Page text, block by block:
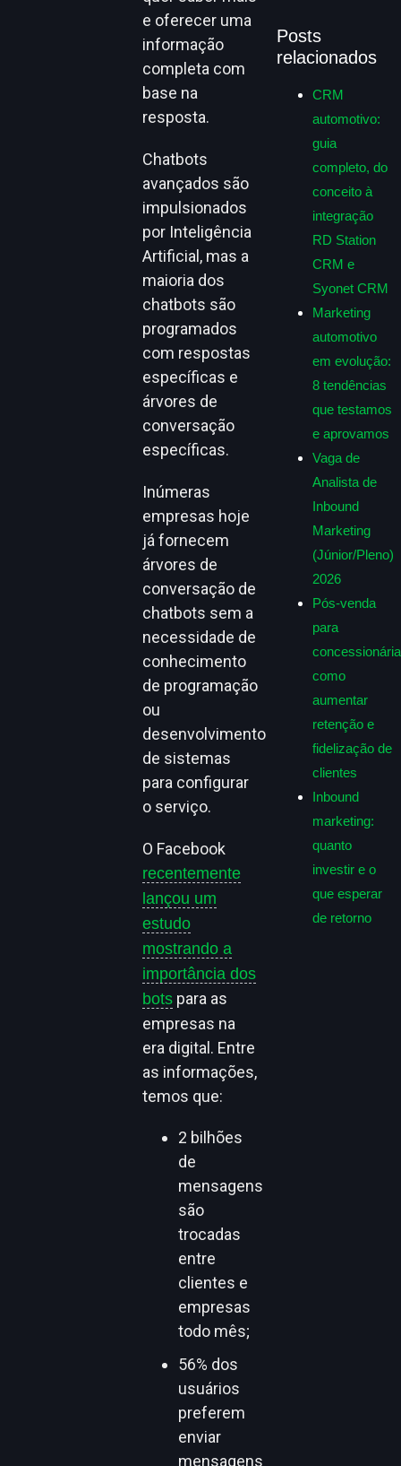
e oferecer uma
informação
completa com
base na
resposta.
Chatbots
avançados são
impulsionados
por Inteligência
Artificial, mas a
maioria dos
chatbots são
programados
com respostas
específicas e
árvores de
conversação
específicas.
Inúmeras
empresas hoje
já fornecem
árvores de
conversação de
chatbots sem a
necessidade de
conhecimento
de programação
ou
desenvolvimento
de sistemas
para configurar
o serviço.
O Facebook
recentemente
lançou um
estudo
mostrando a
importância dos
bots para as
empresas na
era digital. Entre
as informações,
temos que:
2 bilhões
de
mensagens
são
trocadas
entre
clientes e
empresas
todo mês;
56% dos
usuários
preferem
enviar
mensagens
Posts
relacionados
CRM
automotivo:
guia
completo, do
conceito à
integração
RD Station
CRM e
Syonet CRM
Marketing
automotivo
em evolução:
8 tendências
que testamos
e aprovamos
Vaga de
Analista de
Inbound
Marketing
(Júnior/Pleno)
2026
Pós-venda
para
como
aumentar
retenção e
fidelização de
clientes
Inbound
marketing:
quanto
investir e o
que esperar
de retorno